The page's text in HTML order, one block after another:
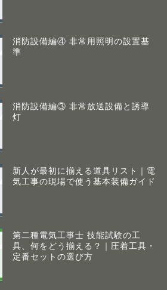
消防設備編④ 非常用照明の設置基
準
消防設備編③ 非常放送設備と誘導
灯
新人が最初に揃える道具リスト｜電
気工事の現場で使う基本装備ガイド
第二種電気工事士 技能試験の工
具、何をどう揃える？｜圧着工具・
定番セットの選び方